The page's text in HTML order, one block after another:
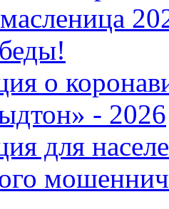
о
- 2026
для